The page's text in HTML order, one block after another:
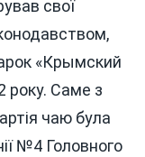
свої
«Крымский
року. Саме з
чаю була
№4 Головного